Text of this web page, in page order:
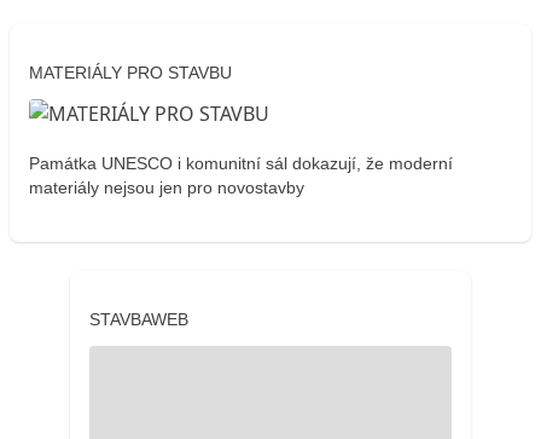
MATERIÁLY PRO STAVBU
Památka UNESCO i komunitní sál dokazují, že moderní
materiály nejsou jen pro novostavby
STAVBAWEB